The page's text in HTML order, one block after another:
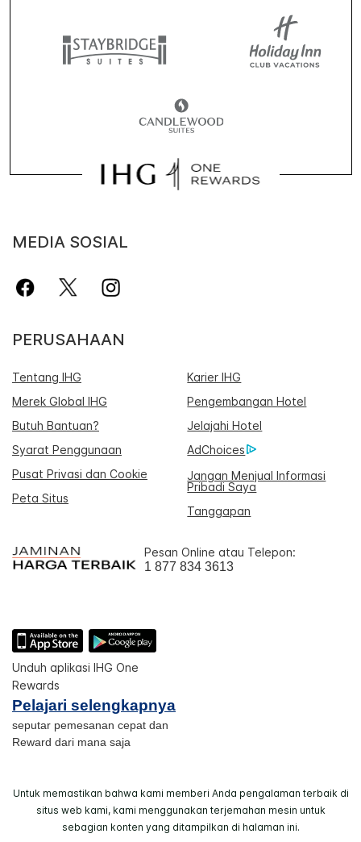
MEDIA SOSIAL
PERUSAHAAN
Tentang IHG
Karier IHG
Merek Global IHG
Pengembangan Hotel
Butuh Bantuan?
Jelajahi Hotel
Syarat Penggunaan
AdChoices
Pusat Privasi dan Cookie
Jangan Menjual Informasi
Pribadi Saya
Peta Situs
Tanggapan
Pesan Online atau Telepon:
1 877 834 3613
Unduh aplikasi IHG One
Rewards
Pelajari selengkapnya
seputar pemesanan cepat dan
Reward dari mana saja
Untuk memastikan bahwa kami memberi Anda pengalaman terbaik di
situs web kami, kami menggunakan terjemahan mesin untuk
sebagian konten yang ditampilkan di halaman ini.